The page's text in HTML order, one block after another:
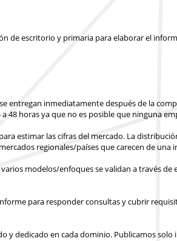
de escritorio y primaria para elaborar el
entregan inmediatamente después de la
48 horasya que no es posible que ninguna
estimar las cifras del mercado. La
regionales/paísesque carecen de una
modelos/enfoques se validan a través
para responder consultas y cubrir
y dedicado en cada dominio. Publicamos